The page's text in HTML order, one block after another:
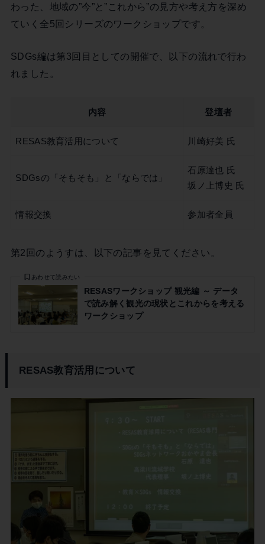
わった、地域の”今”と”これから”の見方や考え方を深め
ていく全5回シリーズのワークショップです。
SDGs編は第3回目としての開催で、以下の流れで行わ
れました。
内容 登壇者
RESAS教育活用について 川崎好美 氏
SDGsの「そもそも」と「ならでは」
石原達也 氏
坂ノ上博史 氏
情報交換 参加者全員
第2回のようすは、以下の記事を見てください。
RESASワークショップ 観光編 ～ データ
で読み解く観光の現状とこれからを考える
ワークショップ
あわせて読みたい
RESAS教育活用について